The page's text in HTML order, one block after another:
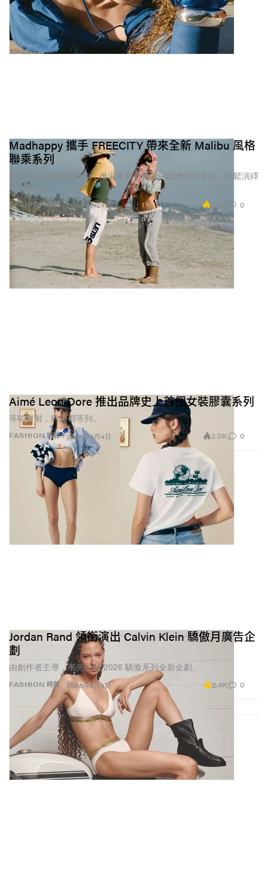
FASHION 時裝
Madhappy 攜手 FREECITY 帶來全新 Malibu 風格
聯乘系列
兩大 LA 品牌再度合作，推出專屬手機殼與慵懶休閒單品，輕鬆演繹
加州氛圍。
2026年6月4日 3.5K 0
FASHION 時裝
Aimé Leon Dore 推出品牌史上首個女裝膠囊系列
等咗咁耐，終於都等到。
2026年6月4日 2.0K 0
FASHION 時裝
Jordan Rand 領銜演出 Calvin Klein 驕傲月廣告企
劃
由創作者主導，率先公開 2026 驕傲系列全新企劃。
2026年6月4日 2.4K 0